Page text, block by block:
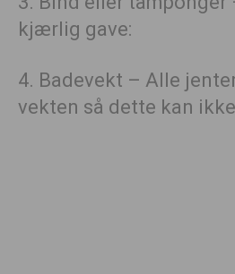
kjærlig gave:
4. Badevekt – Alle
vekten så dette kan